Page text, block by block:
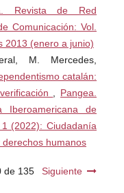
La Investigación
heurística para la
y prácticas
14, No. 27, 96-
de contenidos
Revista de Red
Comunicación: Vol.
2013 (enero a junio)
M. Mercedes,
catalán:
Pangea.
Iberoamericana de
(2022): Ciudadanía
humanos
de 135 Siguiente